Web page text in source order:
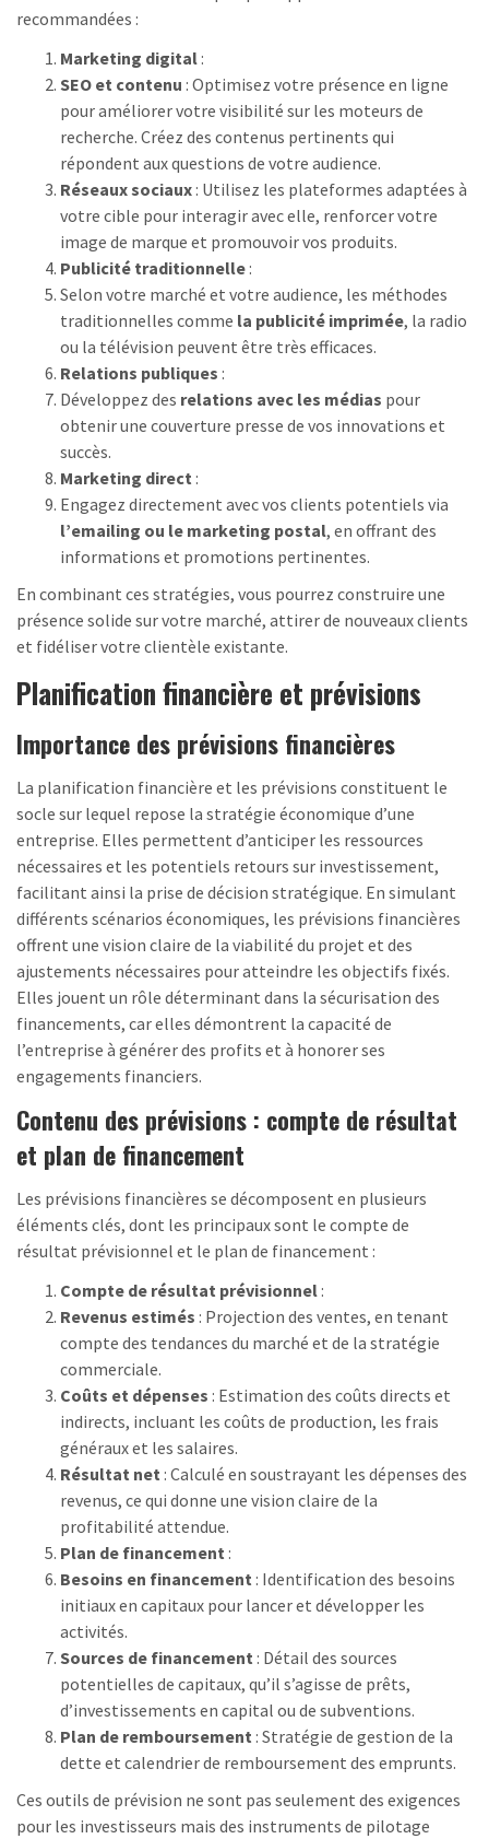
recommandées :
Marketing digital :
SEO et contenu : Optimisez votre présence en ligne
pour améliorer votre visibilité sur les moteurs de
recherche. Créez des contenus pertinents qui
répondent aux questions de votre audience.
Réseaux sociaux : Utilisez les plateformes adaptées à
votre cible pour interagir avec elle, renforcer votre
image de marque et promouvoir vos produits.
Publicité traditionnelle :
Selon votre marché et votre audience, les méthodes
traditionnelles comme la publicité imprimée, la radio
ou la télévision peuvent être très efficaces.
Relations publiques :
Développez des relations avec les médias pour
obtenir une couverture presse de vos innovations et
succès.
Marketing direct :
Engagez directement avec vos clients potentiels via
l’emailing ou le marketing postal, en offrant des
informations et promotions pertinentes.
En combinant ces stratégies, vous pourrez construire une
présence solide sur votre marché, attirer de nouveaux clients
et fidéliser votre clientèle existante.
Planification financière et prévisions
Importance des prévisions financières
La planification financière et les prévisions constituent le
socle sur lequel repose la stratégie économique d’une
entreprise. Elles permettent d’anticiper les ressources
nécessaires et les potentiels retours sur investissement,
facilitant ainsi la prise de décision stratégique. En simulant
différents scénarios économiques, les prévisions financières
offrent une vision claire de la viabilité du projet et des
ajustements nécessaires pour atteindre les objectifs fixés.
Elles jouent un rôle déterminant dans la sécurisation des
financements, car elles démontrent la capacité de
l’entreprise à générer des profits et à honorer ses
engagements financiers.
Contenu des prévisions : compte de résultat
et plan de financement
Les prévisions financières se décomposent en plusieurs
éléments clés, dont les principaux sont le compte de
résultat prévisionnel et le plan de financement :
Compte de résultat prévisionnel :
Revenus estimés : Projection des ventes, en tenant
compte des tendances du marché et de la stratégie
commerciale.
Coûts et dépenses : Estimation des coûts directs et
indirects, incluant les coûts de production, les frais
généraux et les salaires.
Résultat net : Calculé en soustrayant les dépenses des
revenus, ce qui donne une vision claire de la
profitabilité attendue.
Plan de financement :
Besoins en financement : Identification des besoins
initiaux en capitaux pour lancer et développer les
activités.
Sources de financement : Détail des sources
potentielles de capitaux, qu’il s’agisse de prêts,
d’investissements en capital ou de subventions.
Plan de remboursement : Stratégie de gestion de la
dette et calendrier de remboursement des emprunts.
Ces outils de prévision ne sont pas seulement des exigences
pour les investisseurs mais des instruments de pilotage